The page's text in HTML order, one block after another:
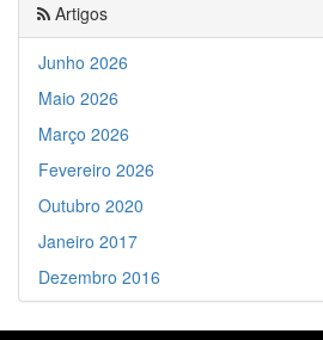
Artigos
Junho 2026
Maio 2026
Março 2026
Fevereiro 2026
Outubro 2020
Janeiro 2017
Dezembro 2016